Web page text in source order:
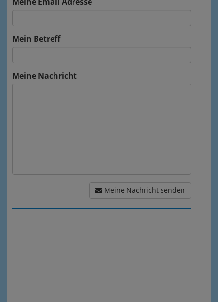
Mein Betreff
Meine Nachricht
Meine Nachricht senden